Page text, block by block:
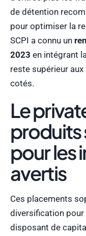
de détention
pour optimiser la
SCPI a connu un
2023 en intégrant
reste supérieur
cotés.
Le
produits
pour les
avertis
Ces placements
diversification
disposant de